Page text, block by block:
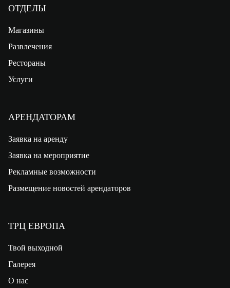
ОТДЕЛЫ
Магазины
Развлечения
Рестораны
Услуги
АРЕНДАТОРАМ
Заявка на аренду
Заявка на мероприятие
Рекламные возможности
Размещение новостей арендаторов
ТРЦ ЕВРОПА
Твой выходной
Галерея
О нас